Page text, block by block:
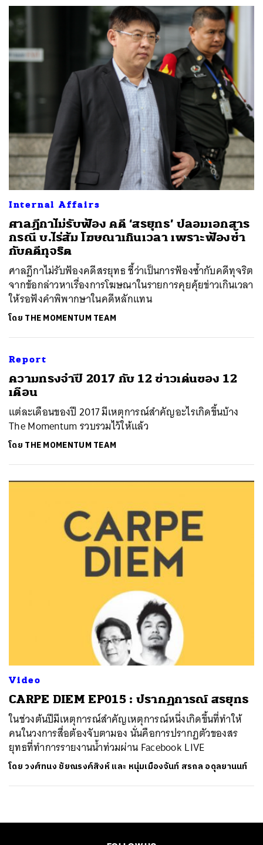
Internal Affairs
ศาลฎีกาไม่รับฟ้อง คดี ‘สรยุทธ’ ปลอมเอกสาร
กรณี บ.ไร่ส้ม โฆษณาเกินเวลา เพราะฟ้องซ้ำ
กับคดีทุจริต
ศาลฎีกาไม่รับฟ้องคดีสรยุทธ ชี้ว่าเป็นการฟ้องซ้ำกับคดีทุจริต
จากข้อกล่าวหาเรื่องการโฆษณาในรายการคุยคุ้ยข่าวเกินเวลา
ให้รอฟังคำพิพากษาในคดีหลักแทน
โดย THE MOMENTUM TEAM
Report
ความทรงจำปี 2017 กับ 12 ข่าวเด่นของ 12
เดือน
แต่ละเดือนของปี 2017 มีเหตุการณ์สำคัญอะไรเกิดขึ้นบ้าง
The Momentum รวบรวมไว้ให้แล้ว
โดย THE MOMENTUM TEAM
Video
CARPE DIEM EP015 : ปรากฏการณ์ สรยุทธ
ในช่วงต้นปีมีเหตุการณ์สำคัญเหตุการณ์หนึ่งเกิดขึ้นที่ทำให้
คนในวงการสื่อต้องจับตามอง นั่นคือการปรากฏตัวของสร
ยุทธที่ทำการรายงานน้ำท่วมผ่าน Facebook LIVE
โดยวงศ์ทนง ชัยณรงค์สิงห์ และ หนุ่มเมืองจันท์ สรกล อดุลยานนท์
SHARE TWEET LINE EMAIL